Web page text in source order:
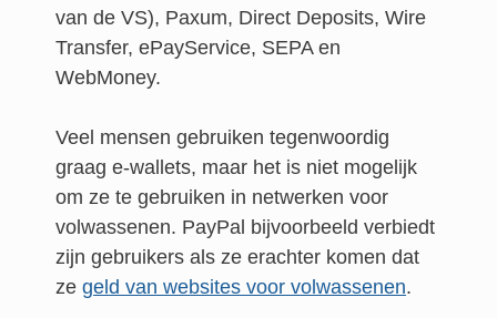
van de VS), Paxum, Direct Deposits, Wire
Transfer, ePayService, SEPA en
WebMoney.
Veel mensen gebruiken tegenwoordig
graag e-wallets, maar het is niet mogelijk
om ze te gebruiken in netwerken voor
volwassenen. PayPal bijvoorbeeld verbiedt
zijn gebruikers als ze erachter komen dat
ze geld van websites voor volwassenen.